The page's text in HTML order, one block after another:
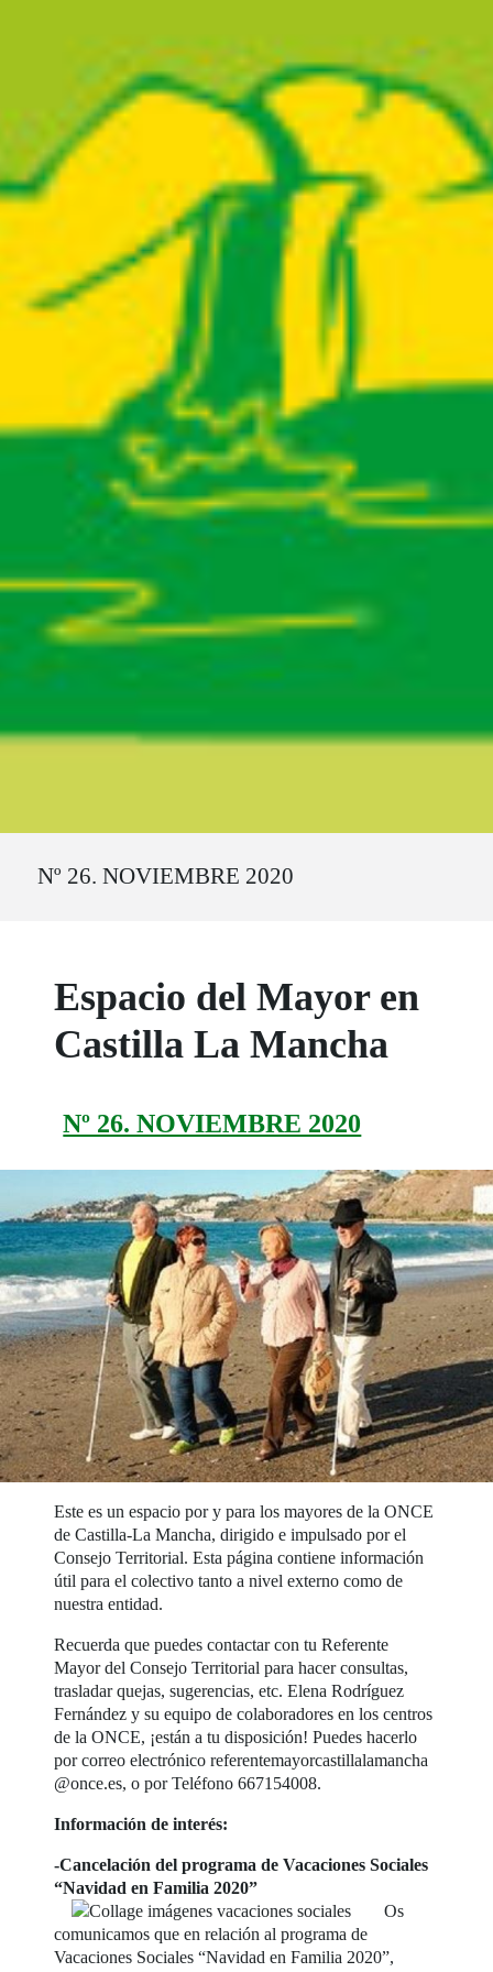
Nº 26. NOVIEMBRE 2020
Espacio del Mayor en
Castilla La Mancha
Nº 26. NOVIEMBRE 2020
Este es un espacio por y para los mayores de la ONCE
de Castilla-La Mancha, dirigido e impulsado por el
Consejo Territorial. Esta página contiene información
útil para el colectivo tanto a nivel externo como de
nuestra entidad.
Recuerda que puedes contactar con tu Referente
Mayor del Consejo Territorial para hacer consultas,
trasladar quejas, sugerencias, etc. Elena Rodríguez
Fernández y su equipo de colaboradores en los centros
de la ONCE, ¡están a tu disposición! Puedes hacerlo
por correo electrónico referentemayorcastillalamancha
@once.es, o por Teléfono 667154008.
Información de interés:
-Cancelación del programa de Vacaciones Sociales
“Navidad en Familia 2020”
Os
comunicamos que en relación al programa de
Vacaciones Sociales “Navidad en Familia 2020”,